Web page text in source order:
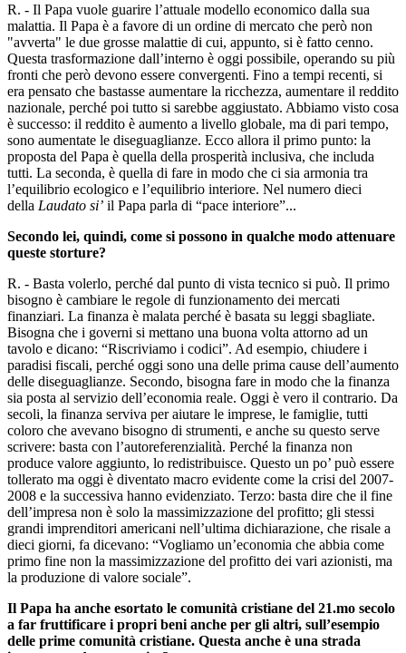
R. - Il Papa vuole guarire l’attuale modello economico dalla sua
malattia. Il Papa è a favore di un ordine di mercato che però non
"avverta" le due grosse malattie di cui, appunto, si è fatto cenno.
Questa trasformazione dall’interno è oggi possibile, operando su più
fronti che però devono essere convergenti. Fino a tempi recenti, si
era pensato che bastasse aumentare la ricchezza, aumentare il reddito
nazionale, perché poi tutto si sarebbe aggiustato. Abbiamo visto cosa
è successo: il reddito è aumento a livello globale, ma di pari tempo,
sono aumentate le diseguaglianze. Ecco allora il primo punto: la
proposta del Papa è quella della prosperità inclusiva, che includa
tutti. La seconda, è quella di fare in modo che ci sia armonia tra
l’equilibrio ecologico e l’equilibrio interiore. Nel numero dieci
della Laudato si’ il Papa parla di “pace interiore”...
Secondo lei, quindi, come si possono in qualche modo attenuare
queste storture?
R. - Basta volerlo, perché dal punto di vista tecnico si può. Il primo
bisogno è cambiare le regole di funzionamento dei mercati
finanziari. La finanza è malata perché è basata su leggi sbagliate.
Bisogna che i governi si mettano una buona volta attorno ad un
tavolo e dicano: “Riscriviamo i codici”. Ad esempio, chiudere i
paradisi fiscali, perché oggi sono una delle prima cause dell’aumento
delle diseguaglianze. Secondo, bisogna fare in modo che la finanza
sia posta al servizio dell’economia reale. Oggi è vero il contrario. Da
secoli, la finanza serviva per aiutare le imprese, le famiglie, tutti
coloro che avevano bisogno di strumenti, e anche su questo serve
scrivere: basta con l’autoreferenzialità. Perché la finanza non
produce valore aggiunto, lo redistribuisce. Questo un po’ può essere
tollerato ma oggi è diventato macro evidente come la crisi del 2007-
2008 e la successiva hanno evidenziato. Terzo: basta dire che il fine
dell’impresa non è solo la massimizzazione del profitto; gli stessi
grandi imprenditori americani nell’ultima dichiarazione, che risale a
dieci giorni, fa dicevano: “Vogliamo un’economia che abbia come
primo fine non la massimizzazione del profitto dei vari azionisti, ma
la produzione di valore sociale”.
Il Papa ha anche esortato le comunità cristiane del 21.mo secolo
a far fruttificare i propri beni anche per gli altri, sull’esempio
delle prime comunità cristiane. Questa anche è una strada